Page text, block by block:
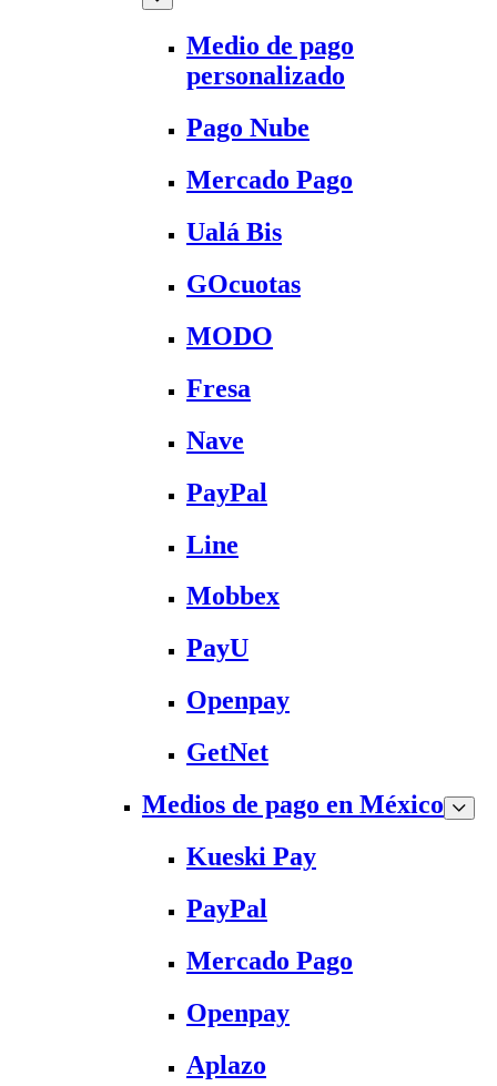
Medio de pago
personalizado
Pago Nube
Mercado Pago
Ualá Bis
GOcuotas
MODO
Fresa
Nave
PayPal
Line
Mobbex
PayU
Openpay
GetNet
Medios de pago en México
Kueski Pay
PayPal
Mercado Pago
Openpay
Aplazo